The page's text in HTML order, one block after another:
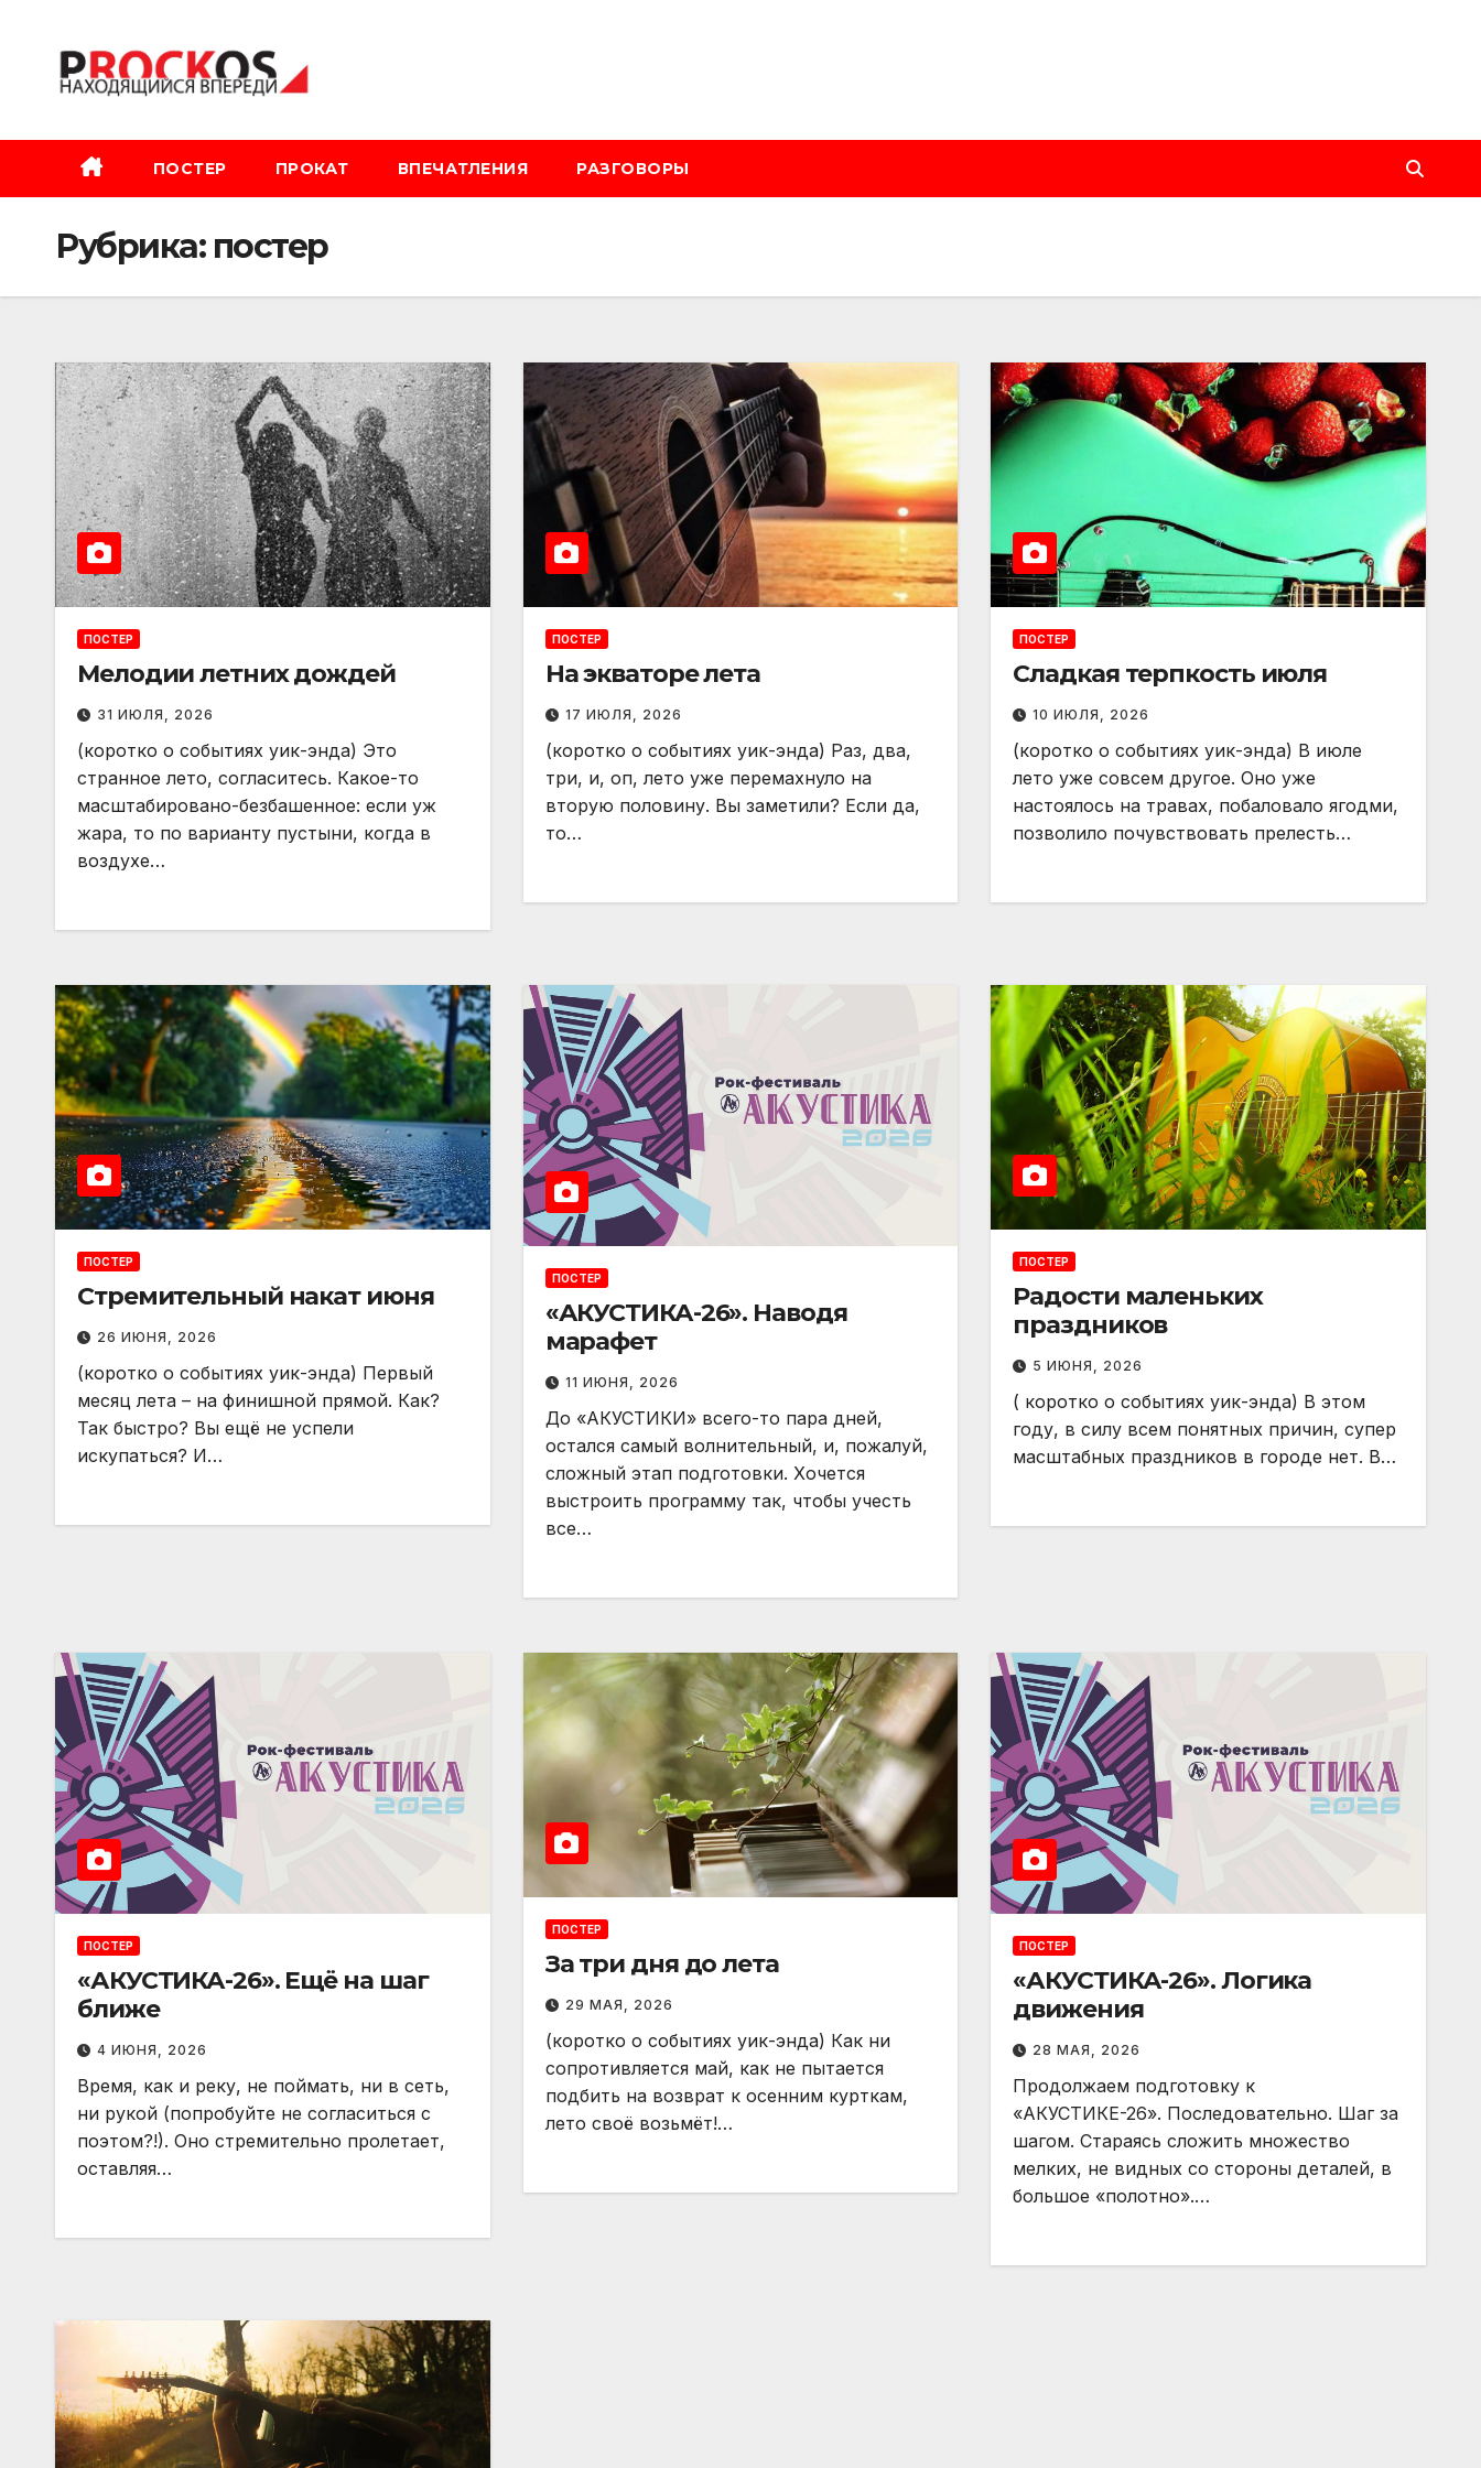
содержимому
ПОСТЕР ПРОКАТ ВПЕЧАТЛЕНИЯ РАЗГОВОРЫ
Рубрика: постер
ПОСТЕР
Мелодии летних дождей
31 ИЮЛЯ, 2026
(коротко о событиях уик-энда) Это
странное лето, согласитесь. Какое-то
масштабировано-безбашенное: если уж
жара, то по варианту пустыни, когда в
воздухе…
ПОСТЕР
На экваторе лета
17 ИЮЛЯ, 2026
(коротко о событиях уик-энда) Раз, два,
три, и, оп, лето уже перемахнуло на
вторую половину. Вы заметили? Если да,
то…
ПОСТЕР
Сладкая терпкость июля
10 ИЮЛЯ, 2026
(коротко о событиях уик-энда) В июле
лето уже совсем другое. Оно уже
настоялось на травах, побаловало ягодми,
позволило почувствовать прелесть…
ПОСТЕР
Стремительный накат июня
26 ИЮНЯ, 2026
(коротко о событиях уик-энда) Первый
месяц лета – на финишной прямой. Как?
Так быстро? Вы ещё не успели
искупаться? И…
ПОСТЕР
«АКУСТИКА-26». Наводя
марафет
11 ИЮНЯ, 2026
До «АКУСТИКИ» всего-то пара дней,
остался самый волнительный, и, пожалуй,
сложный этап подготовки. Хочется
выстроить программу так, чтобы учесть
все…
ПОСТЕР
Радости маленьких
праздников
5 ИЮНЯ, 2026
( коротко о событиях уик-энда) В этом
году, в силу всем понятных причин, супер
масштабных праздников в городе нет. В…
ПОСТЕР
«АКУСТИКА-26». Ещё на шаг
ближе
4 ИЮНЯ, 2026
Время, как и реку, не поймать, ни в сеть,
ни рукой (попробуйте не согласиться с
поэтом?!). Оно стремительно пролетает,
оставляя…
ПОСТЕР
За три дня до лета
29 МАЯ, 2026
(коротко о событиях уик-энда) Как ни
сопротивляется май, как не пытается
подбить на возврат к осенним курткам,
лето своё возьмёт!…
ПОСТЕР
«АКУСТИКА-26». Логика
движения
28 МАЯ, 2026
Продолжаем подготовку к
«АКУСТИКЕ-26». Последовательно. Шаг за
шагом. Стараясь сложить множество
мелких, не видных со стороны деталей, в
большое «полотно».…